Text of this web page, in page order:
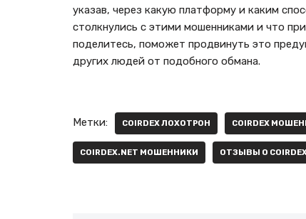
указав, через какую платформу и каким
столкнулись с этими мошенниками и что
поделитесь, поможет продвинуть это
других людей от подобного обмана.
Метки: COIRDEX ЛОХОТРОН COIRDEX
COIRDEX.NET МОШЕННИКИ ОТЗЫВЫ О